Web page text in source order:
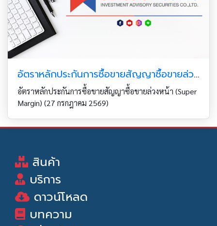
อัตราหลักประกันการซื้อขายสัญญาซื้อขายล่วงหน้า (Super Margin) (27 กรกฎาคม 2569)
อัตราหลักประกันการซื้อขายสัญญาซื้อขายล่วงหน้า (Super
Margin) (27 กรกฎาคม 2569)
สินค้า
บริการ
ดาวน์โหลด
บทความ